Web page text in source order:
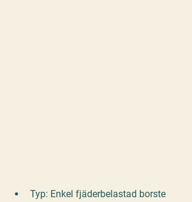
Typ: Enkel fjäderbelastad borste